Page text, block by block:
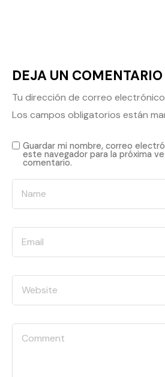
DEJA UN COMENTARIO
Tu dirección de correo
Los campos obligatorios están
Guardar mi nombre, correo
este navegador para la próxima
comentario.